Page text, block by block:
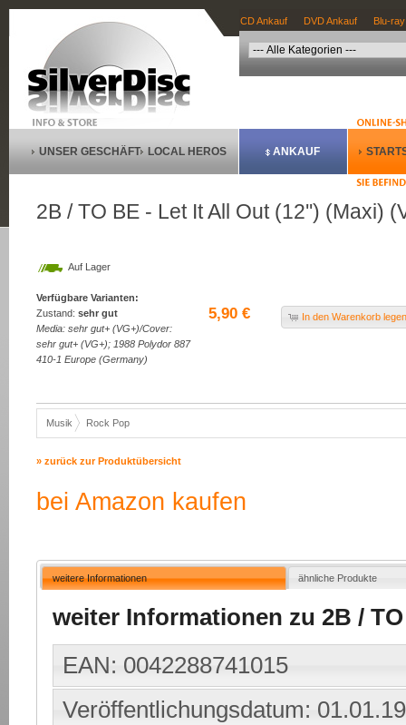
CD Ankauf DVD Ankauf Blu-
UNSER GESCHÄFT LOCAL HEROS ANKAUF
2B / TO BE - Let It All Out (12'') (Maxi)
Auf Lager
Verfügbare Varianten:
Zustand: sehr gut
Media: sehr gut+ (VG+)/Cover:
sehr gut+ (VG+); 1988 Polydor 887
410-1 Europe (Germany)
5,90 € In den Warenkorb
Musik Rock Pop
» zurück zur Produktübersicht
bei Amazon kaufen
weitere Informationen ähnliche Produkte
weiter Informationen zu 2B /
EAN: 0042288741015
Veröffentlichungsdatum: